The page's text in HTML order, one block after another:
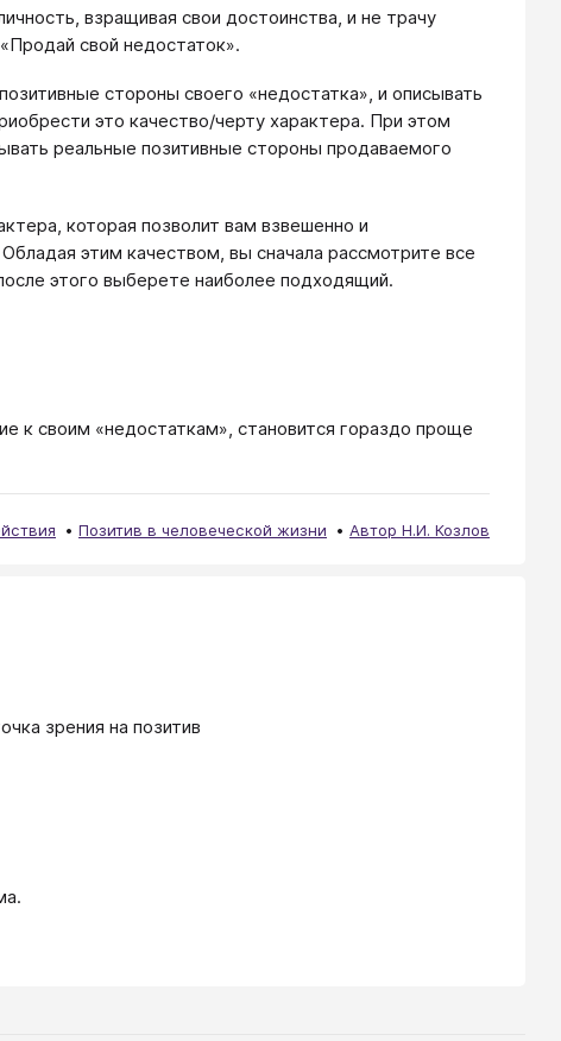
взращивая свои достоинства, и не трачу
свой недостаток».
стороны своего «недостатка», и описывать
это качество/черту характера. При этом
реальные позитивные стороны продаваемого
которая позволит вам взвешенно и
этим качеством, вы сначала рассмотрите все
этого выберете наиболее подходящий.
к своим «недостаткам», становится гораздо проще
Позитив в человеческой жизни Автор Н.И. Козлов
зрения на позитив